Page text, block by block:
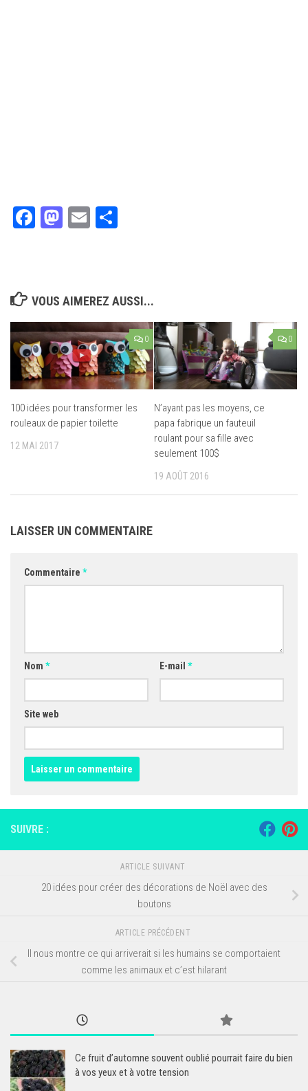
Facebook
Mastodon
Email
VOUS AIMEREZ AUSSI...
0
100 idées pour transformer les
rouleaux de papier toilette
12 MAI 2017
0
N’ayant pas les moyens, ce
papa fabrique un fauteuil
roulant pour sa fille avec
seulement 100$
19 AOÛT 2016
LAISSER UN COMMENTAIRE
Commentaire *
Nom * E-mail *
Site web
SUIVRE :
ARTICLE SUIVANT
20 idées pour créer des décorations de Noël avec des
boutons
ARTICLE PRÉCÉDENT
Il nous montre ce qui arriverait si les humains se comportaient
comme les animaux et c’est hilarant
Ce fruit d’automne souvent oublié pourrait faire du bien
à vos yeux et à votre tension